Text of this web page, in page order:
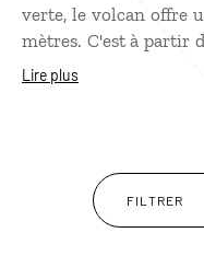
verte, le volcan offre
mètres. C'est à partir
que vous pourrez
Lire plus
FILTRER